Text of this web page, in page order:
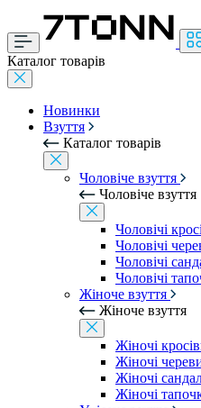
Каталог товарів
Новинки
Взуття
Каталог товарів
Чоловіче взуття
Чоловіче взуття
Чоловічі
Чоловічі
Чоловічі
Чоловічі
Жіноче взуття
Жіноче взуття
Жіночі
Жіночі
Жіночі
Жіночі